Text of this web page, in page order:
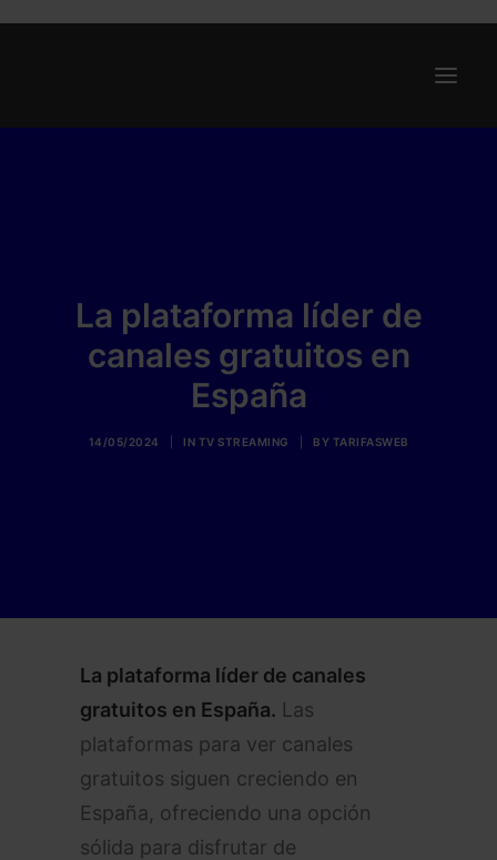
Renting
Compañías
La plataforma líder de
canales gratuitos en
España
14/05/2024 IN TV STREAMING BY TARIFASWEB
La plataforma líder de canales
gratuitos en España. Las
plataformas para ver canales
gratuitos siguen creciendo en
España, ofreciendo una opción
sólida para disfrutar de